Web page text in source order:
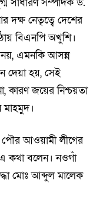
দক্ষ নেতৃত্বে দেশের
বিএনপি অখুশি।
নয়, এমনকি আসন্ন
দেয়া হয়, সেই
কারণ জয়ের নিশ্চয়তা
মাহমুদ।
পৌর আওয়ামী লীগের
এ কথা বলেন। নওগাঁ
মোঃ আব্দুল মালেক